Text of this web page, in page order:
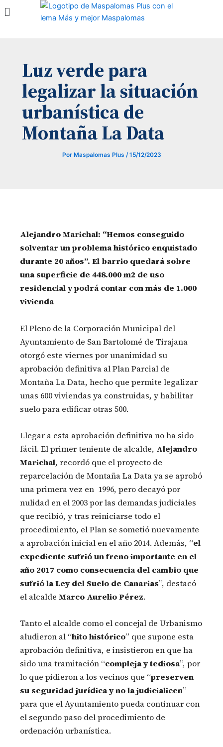
Menú
Luz verde para
legalizar la situación
urbanística de
Montaña La Data
Por Maspalomas Plus /15/12/2023
Alejandro Marichal: “Hemos conseguido
solventar un problema histórico enquistado
durante 20 años”. El barrio quedará sobre
una superficie de 448.000 m2 de uso
residencial y podrá contar con más de 1.000
vivienda
El Pleno de la Corporación Municipal del
Ayuntamiento de San Bartolomé de Tirajana
otorgó este viernes por unanimidad su
aprobación definitiva al Plan Parcial de
Montaña La Data, hecho que permite legalizar
unas 600 viviendas ya construidas, y habilitar
suelo para edificar otras 500.
Llegar a esta aprobación definitiva no ha sido
fácil. El primer teniente de alcalde, Alejandro
Marichal, recordó que el proyecto de
reparcelación de Montaña La Data ya se aprobó
una primera vez en 1996, pero decayó por
nulidad en el 2003 por las demandas judiciales
que recibió, y tras reiniciarse todo el
procedimiento, el Plan se sometió nuevamente
a aprobación inicial en el año 2014. Además, “el
expediente sufrió un freno importante en el
año 2017 como consecuencia del cambio que
sufrió la Ley del Suelo de Canarias”, destacó
el alcalde Marco Aurelio Pérez.
Tanto el alcalde como el concejal de Urbanismo
aludieron al “hito histórico” que supone esta
aprobación definitiva, e insistieron en que ha
sido una tramitación “compleja y tediosa”, por
lo que pidieron a los vecinos que “preserven
su seguridad jurídica y no la judicialicen”
para que el Ayuntamiento pueda continuar con
el segundo paso del procedimiento de
ordenación urbanística.